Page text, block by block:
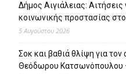
Δήμος Αιγιάλειας:
κοινωνικής προστασίας
5 Αυγούστου 2026
Σοκ και βαθιά θλίψη για
Θεόδωρου Κατσωνόπουλου